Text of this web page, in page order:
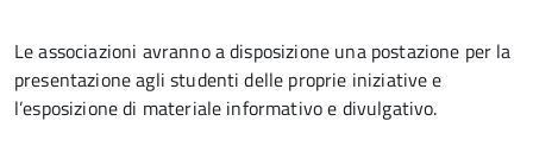
Le associazioni avranno a disposizione una postazione per la
presentazione agli studenti delle proprie iniziative e
l’esposizione di materiale informativo e divulgativo.